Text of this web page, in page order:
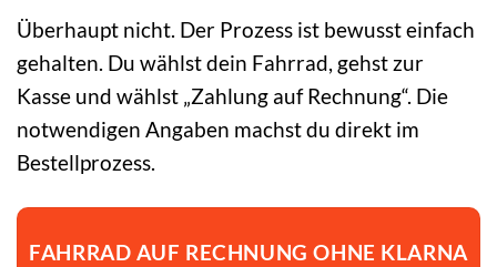
Überhaupt nicht. Der Prozess ist bewusst einfach
gehalten. Du wählst dein Fahrrad, gehst zur
Kasse und wählst „Zahlung auf Rechnung“. Die
notwendigen Angaben machst du direkt im
Bestellprozess.
FAHRRAD AUF RECHNUNG OHNE KLARNA